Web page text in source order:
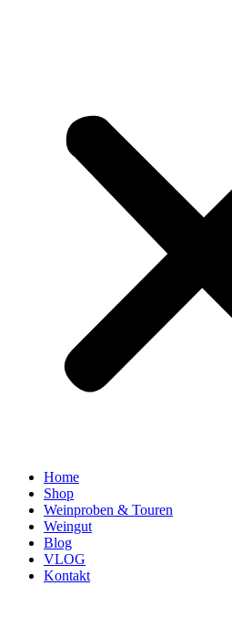
Home
Shop
Weinproben & Touren
Weingut
Blog
VLOG
Kontakt